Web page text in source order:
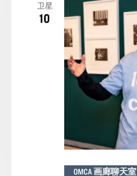
卫星
10
OMCA 画廊聊天室